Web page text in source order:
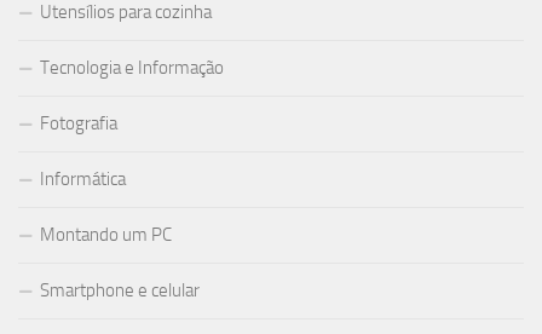
Utensílios para cozinha
Tecnologia e Informação
Fotografia
Informática
Montando um PC
Smartphone e celular